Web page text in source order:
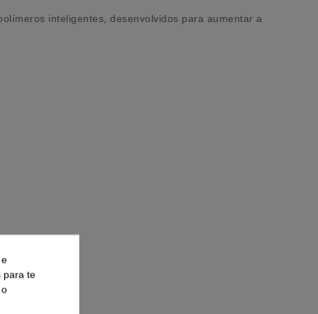
inteligentes, desenvolvidos para aumentar a
para te